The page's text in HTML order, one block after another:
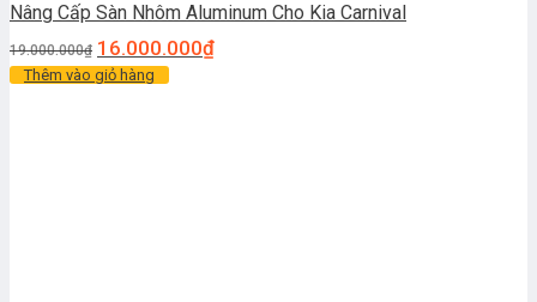
Nâng Cấp Sàn Nhôm Aluminum Cho Kia Carnival
19.000.000₫ 16.000.000₫
Thêm vào giỏ hàng